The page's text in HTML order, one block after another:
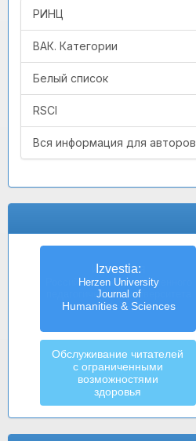
РИНЦ
ВАК. Категории
Белый список
RSCI
Вся информация для авторов
Izvestia:
Herzen University
Journal of
Humanities & Sciences
Обслуживание читателей
с ограниченными
возможностями
здоровья